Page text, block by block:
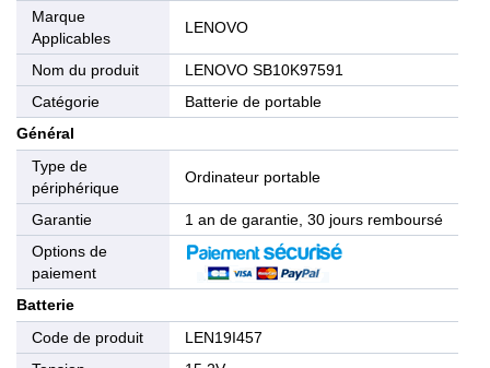
Marque
Applicables
LENOVO
Nom du produit
LENOVO SB10K97591
Catégorie
Batterie de portable
Général
Type de
périphérique
Ordinateur portable
Garantie
1 an de garantie, 30 jours remboursé
Options de
paiement
Batterie
Code de produit
LEN19I457